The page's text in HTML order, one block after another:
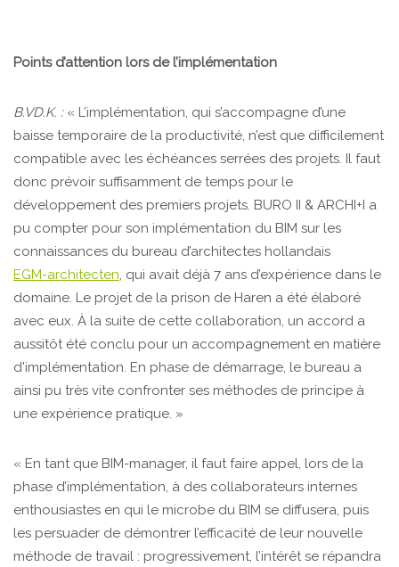
Points d’attention lors de l’implémentation
B.VD.K. : « L’implémentation, qui s’accompagne d’une
baisse temporaire de la productivité, n’est que difficilement
compatible avec les échéances serrées des projets. Il faut
donc prévoir suffisamment de temps pour le
développement des premiers projets. BURO II & ARCHI+I a
pu compter pour son implémentation du BIM sur les
connaissances du bureau d’architectes hollandais
EGM-architecten, qui avait déjà 7 ans d’expérience dans le
domaine. Le projet de la prison de Haren a été élaboré
avec eux. À la suite de cette collaboration, un accord a
aussitôt été conclu pour un accompagnement en matière
d'implémentation. En phase de démarrage, le bureau a
ainsi pu très vite confronter ses méthodes de principe à
une expérience pratique. »
« En tant que BIM-manager, il faut faire appel, lors de la
phase d’implémentation, à des collaborateurs internes
enthousiastes en qui le microbe du BIM se diffusera, puis
les persuader de démontrer l’efficacité de leur nouvelle
méthode de travail : progressivement, l’intérêt se répandra